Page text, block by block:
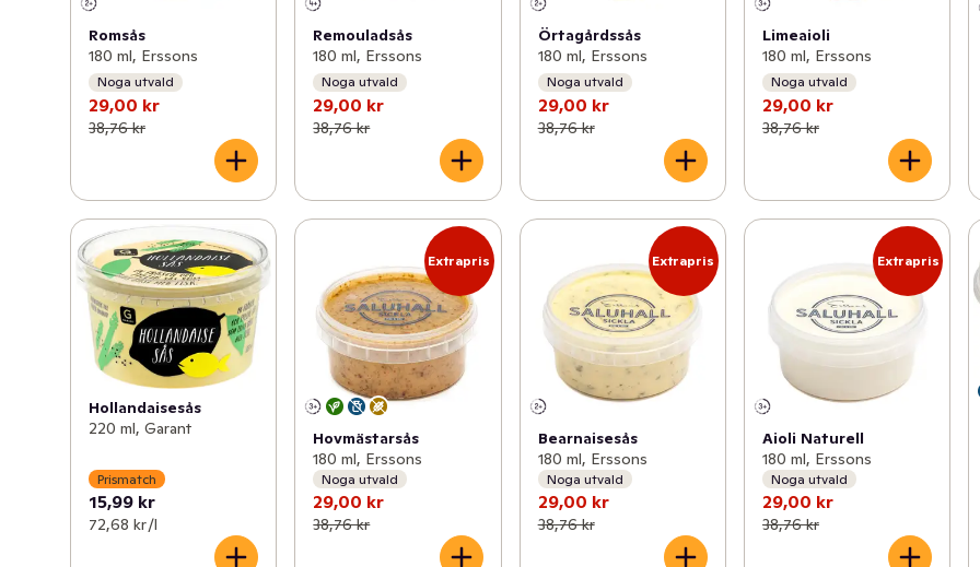
Romsås
180 ml, Erssons
Noga utvald
29,00 kr
38,76 kr
Remouladsås
180 ml, Erssons
Noga utvald
29,00 kr
38,76 kr
Örtagårdssås
180 ml, Erssons
Noga utvald
29,00 kr
38,76 kr
Limeaioli
180 ml, Erssons
Noga utvald
29,00 kr
38,76 kr
Hollandaisesås
220 ml, Garant
Prismatch
15,99 kr
72,68 kr /l
Extrapris
Hovmästarsås
180 ml, Erssons
Noga utvald
29,00 kr
38,76 kr
Extrapris
Bearnaisesås
180 ml, Erssons
Noga utvald
29,00 kr
38,76 kr
Extrapris
Aioli Naturell
180 ml, Erssons
Noga utvald
29,00 kr
38,76 kr